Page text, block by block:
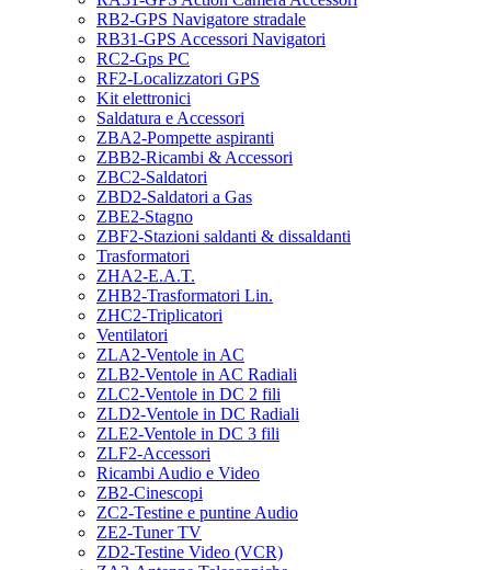
RB2-GPS Navigatore stradale
RB31-GPS Accessori Navigatori
RC2-Gps PC
RF2-Localizzatori GPS
Kit elettronici
Saldatura e Accessori
ZBA2-Pompette aspiranti
ZBB2-Ricambi & Accessori
ZBC2-Saldatori
ZBD2-Saldatori a Gas
ZBE2-Stagno
ZBF2-Stazioni saldanti & dissaldanti
Trasformatori
ZHA2-E.A.T.
ZHB2-Trasformatori Lin.
ZHC2-Triplicatori
Ventilatori
ZLA2-Ventole in AC
ZLB2-Ventole in AC Radiali
ZLC2-Ventole in DC 2 fili
ZLD2-Ventole in DC Radiali
ZLE2-Ventole in DC 3 fili
ZLF2-Accessori
Ricambi Audio e Video
ZB2-Cinescopi
ZC2-Testine e puntine Audio
ZE2-Tuner TV
ZD2-Testine Video (VCR)